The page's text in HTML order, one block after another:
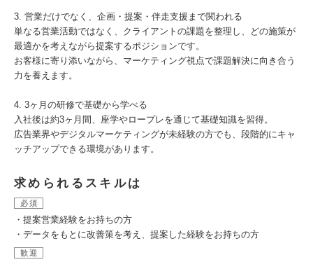
3. 営業だけでなく、企画・提案・伴走支援まで関われる
単なる営業活動ではなく、クライアントの課題を整理し、どの施策が
最適かを考えながら提案するポジションです。
お客様に寄り添いながら、マーケティング視点で課題解決に向き合う
力を養えます。
4. 3ヶ月の研修で基礎から学べる
入社後は約3ヶ月間、座学やロープレを通じて基礎知識を習得。
広告業界やデジタルマーケティングが未経験の方でも、段階的にキャ
ッチアップできる環境があります。
求められるスキルは
必須
・提案営業経験をお持ちの方
・データをもとに改善策を考え、提案した経験をお持ちの方
歓迎